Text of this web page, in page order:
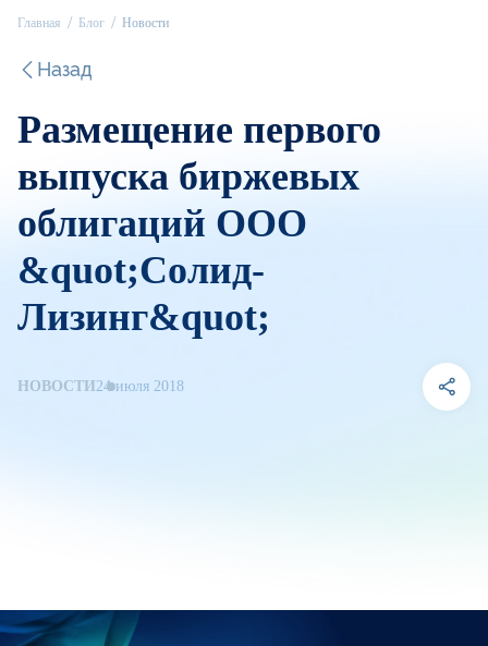
Главная Блог Новости
Назад
Размещение первого
выпуска биржевых
облигаций ООО
&quot;Солид-
Лизинг&quot;
НОВОСТИ 24 июля 2018